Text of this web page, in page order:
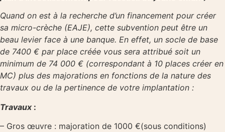
Quand on est à la recherche d’un financement pour créer
sa micro-crèche (EAJE), cette subvention peut être un
beau levier face à une banque. En effet, un socle de base
de 7400 € par place créée vous sera attribué soit un
minimum de 74 000 € (correspondant à 10 places créer en
MC) plus des majorations en fonctions de la nature des
travaux ou de la pertinence de votre implantation :
Travaux:
– Gros œuvre : majoration de 1000 €(sous conditions)